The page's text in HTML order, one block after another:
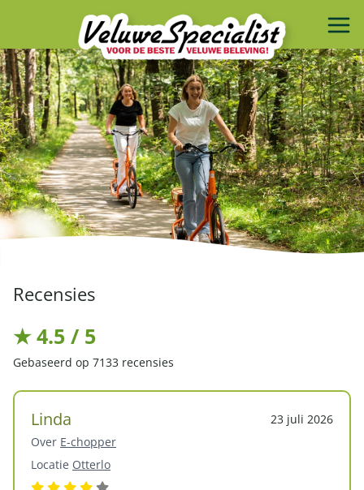
Recensies
★ 4.5 / 5
Gebaseerd op 7133 recensies
Linda
23 juli 2026
Over E-chopper
Locatie Otterlo